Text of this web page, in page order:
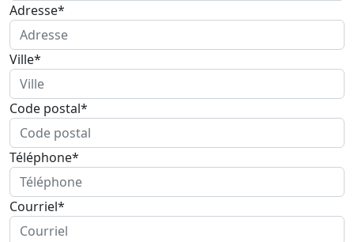
Adresse*
Ville*
Code postal*
Téléphone*
Courriel*